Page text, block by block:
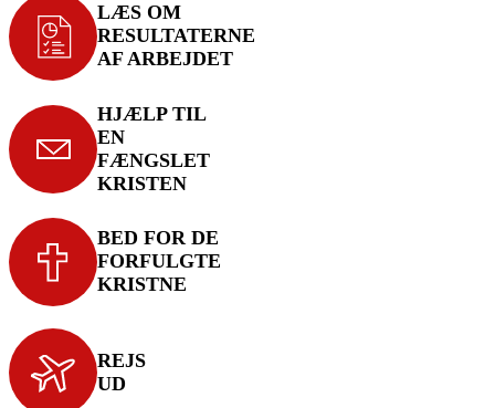
LÆS OM
RESULTATERNE
AF ARBEJDET
HJÆLP TIL
EN
FÆNGSLET
KRISTEN
BED FOR DE
FORFULGTE
KRISTNE
REJS
UD